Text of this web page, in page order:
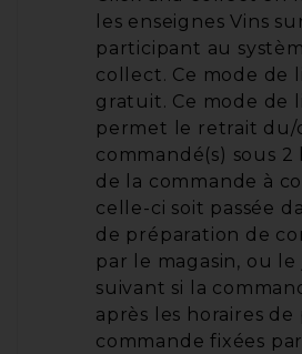
les enseignes Vins
participant au
collect. Ce mode de
gratuit. Ce mode de
permet le retrait du/
commandé(s) sous
de la commande à
celle-ci soit passée
de préparation de
par le magasin, ou
suivant si la
après les horaires
commande fixées